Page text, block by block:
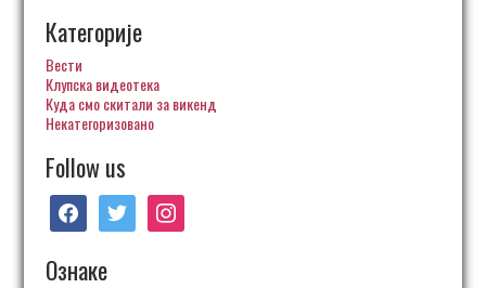
Категорије
Вести
Клупска видеотека
Куда смо скитали за викенд
Некатегоризовано
Follow us
facebooktwitter instagram
Ознаке